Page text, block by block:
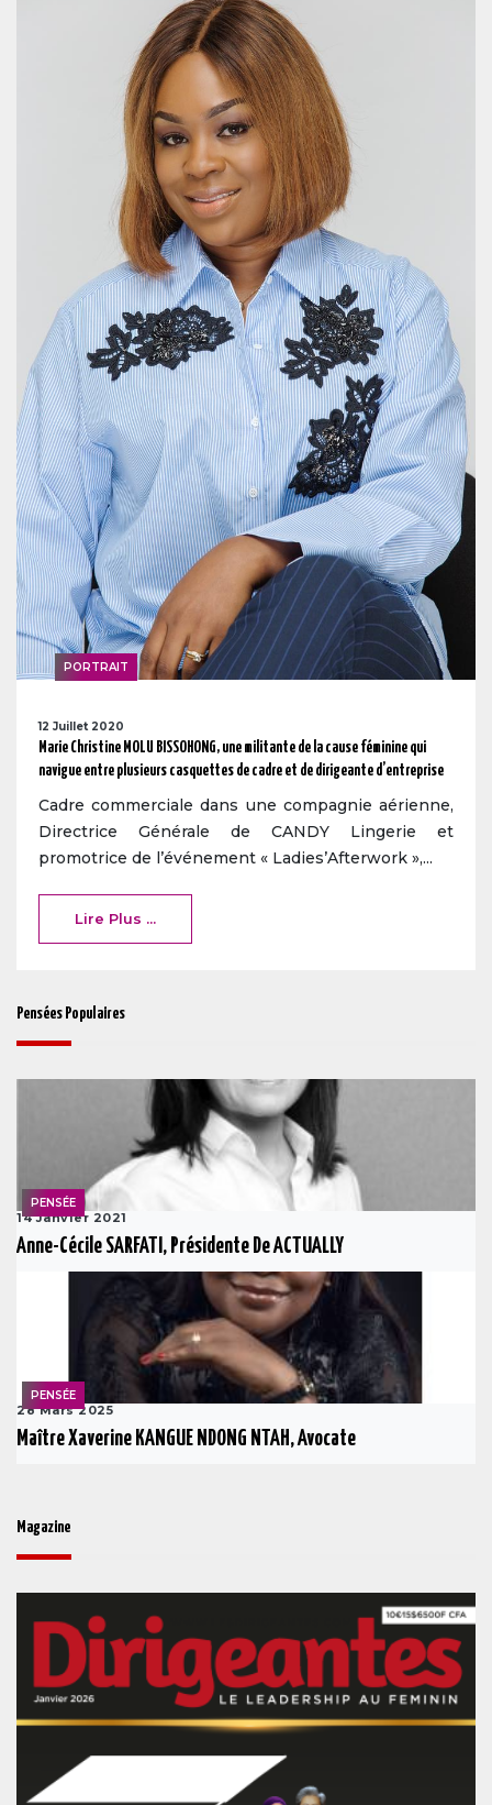
PORTRAIT
12 Juillet 2020
Marie Christine MOLU BISSOHONG, une militante de la cause féminine qui
navigue entre plusieurs casquettes de cadre et de dirigeante d’entreprise
Cadre commerciale dans une compagnie aérienne,
Directrice Générale de CANDY Lingerie et
promotrice de l’événement « Ladies’Afterwork »,...
Lire Plus ...
Pensées Populaires
PENSÉE
14 Janvier 2021
Anne-Cécile SARFATI, Présidente De ACTUALLY
PENSÉE
28 Mars 2025
Maître Xaverine KANGUE NDONG NTAH, Avocate
Magazine